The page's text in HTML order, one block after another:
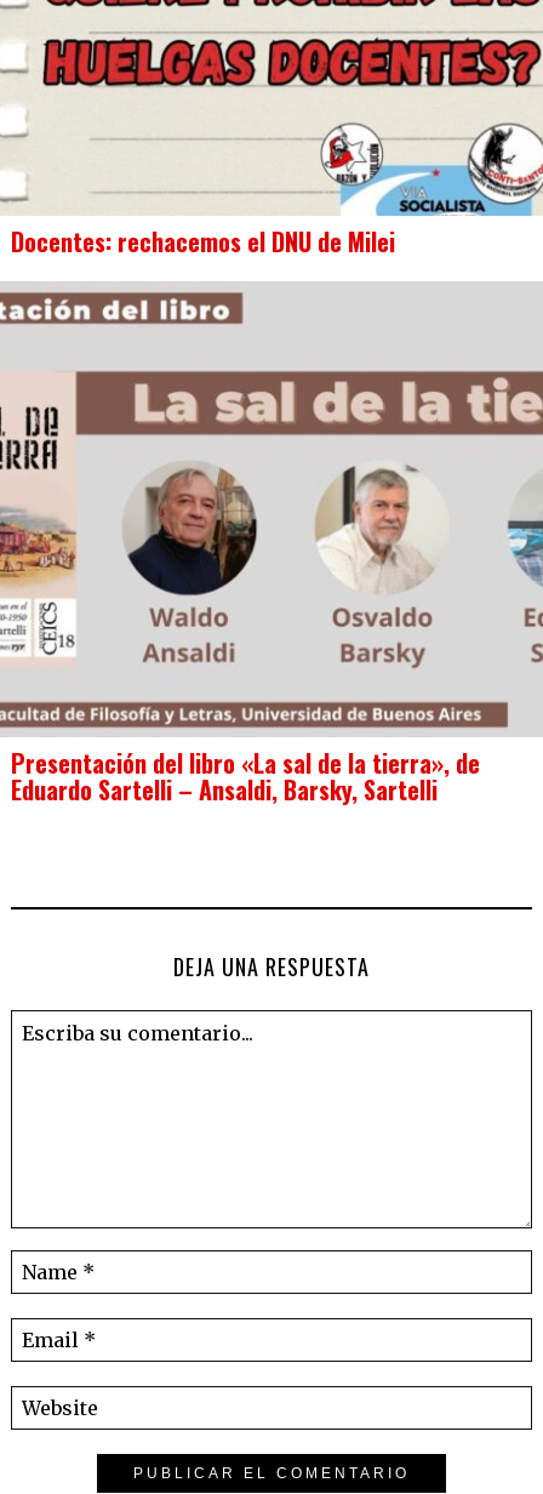
Docentes: rechacemos el DNU de Milei
Presentación del libro «La sal de la tierra», de
Eduardo Sartelli – Ansaldi, Barsky, Sartelli
DEJA UNA RESPUESTA